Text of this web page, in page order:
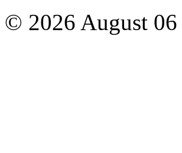
© 2026 August 06